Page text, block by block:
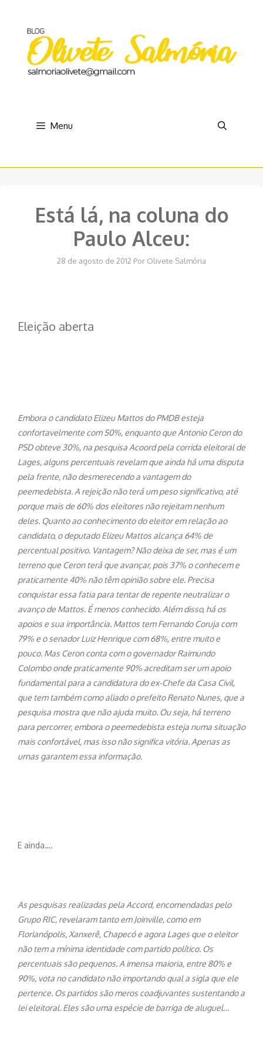
conteúdo
Menu
Está lá, na coluna do
Paulo Alceu:
28 de agosto de 2012 Por Olivete Salmória
Eleição aberta
Embora o candidato Elizeu Mattos do PMDB esteja
confortavelmente com 50%, enquanto que Antonio Ceron do
PSD obteve 30%, na pesquisa Acoord pela corrida eleitoral de
Lages, alguns percentuais revelam que ainda há uma disputa
pela frente, não desmerecendo a vantagem do
peemedebista. A rejeição não terá um peso significativo, até
porque mais de 60% dos eleitores não rejeitam nenhum
deles. Quanto ao conhecimento do eleitor em relação ao
candidato, o deputado Elizeu Mattos alcança 64% de
percentual positivo. Vantagem? Não deixa de ser, mas é um
terreno que Ceron terá que avançar, pois 37% o conhecem e
praticamente 40% não têm opinião sobre ele. Precisa
conquistar essa fatia para tentar de repente neutralizar o
avanço de Mattos. É menos conhecido. Além disso, há os
apoios e sua importância. Mattos tem Fernando Coruja com
79% e o senador Luiz Henrique com 68%, entre muito e
pouco. Mas Ceron conta com o governador Raimundo
Colombo onde praticamente 90% acreditam ser um apoio
fundamental para a candidatura do ex-Chefe da Casa Civil,
que tem também como aliado o prefeito Renato Nunes, que a
pesquisa mostra que não ajuda muito. Ou seja, há terreno
para percorrer, embora o peemedebista esteja numa situação
mais confortável, mas isso não significa vitória. Apenas as
urnas garantem essa informação.
E ainda….
As pesquisas realizadas pela Accord, encomendadas pelo
Grupo RIC, revelaram tanto em Joinville, como em
Florianópolis, Xanxerê, Chapecó e agora Lages que o eleitor
não tem a mínima identidade com partido político. Os
percentuais são pequenos. A imensa maioria, entre 80% e
90%, vota no candidato não importando qual a sigla que ele
pertence. Os partidos são meros coadjuvantes sustentando a
lei eleitoral. Eles são uma espécie de barriga de aluguel…